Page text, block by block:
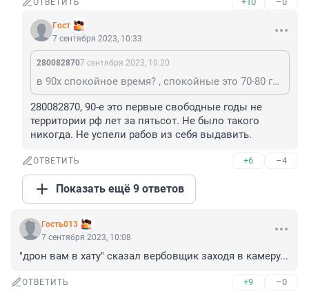
ОТВЕТИТЬ
Гoст
7 сентября 2023, 10:33
2800828707 сентября 2023, 10:20
в 90х спокойное время? , спокойные это 70-80 годы , а потом Россию начали поднимать с колен , поставили раком , личиком в грязь , и на этом дело остановилось
280082870, 90-e это первые свободные годы не
территории рф лет за пятьсот. Не было такого
никогда. Не успели рабов из себя выдавить.
ОТВЕТИТЬ +6 –4
Показать ещё 9 ответов
Гость013
7 сентября 2023, 10:08
"дрон вам в хату" сказал вербовщик заходя в камеру...
ОТВЕТИТЬ +9 –0